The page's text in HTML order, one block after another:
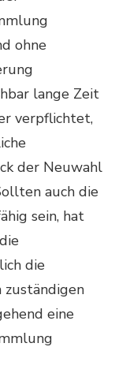
ohne
lange Zeit
verpflichtet,
der Neuwahl
auch die
sein, hat
die
eine